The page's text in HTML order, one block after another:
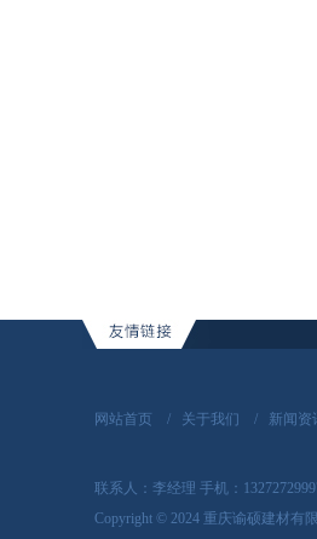
网站首页 / 关于我们 / 新闻资
联系人：李经理 手机：
Copyright © 2024 重庆谕硕建材有